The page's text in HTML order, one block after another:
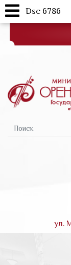
Перейти
основному
Форма
поиска
ул.
Dsc 6786